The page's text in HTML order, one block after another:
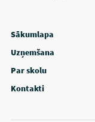
Sākumlapa
Uzņemšana
Par skolu
Kontakti